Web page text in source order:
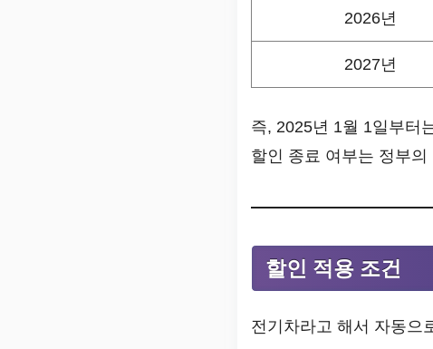
2026년
2027년
즉, 2025년 1월 1일부터
할인 종료 여부는 정부
할인 적용 조건
전기차라고 해서 자동으